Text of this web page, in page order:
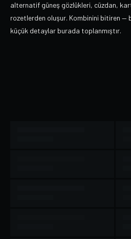
alternatif güneş gözlükleri, cüzdan,
rozetlerden oluşur. Kombinini bitiren —
küçük detaylar burada toplanmıştır.